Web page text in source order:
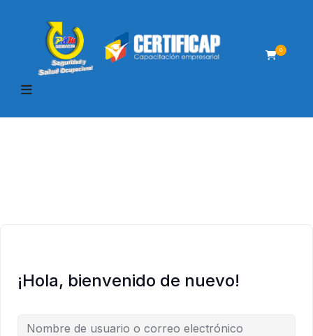
0
¡Hola, bienvenido de nuevo!